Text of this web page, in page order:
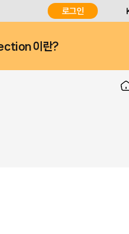
로그인
이란?